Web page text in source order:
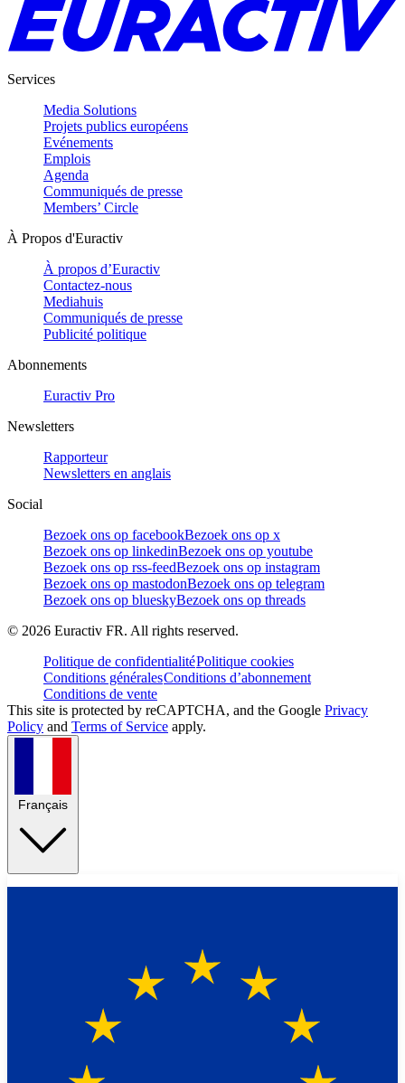
Services
Media Solutions
Projets publics européens
Evénements
Emplois
Agenda
Communiqués de presse
Members’ Circle
À Propos d'Euractiv
À propos d’Euractiv
Contactez-nous
Mediahuis
Communiqués de presse
Publicité politique
Abonnements
Euractiv Pro
Newsletters
Rapporteur
Newsletters en anglais
Social
Bezoek ons op facebookBezoek ons op x
Bezoek ons op linkedinBezoek ons op youtube
Bezoek ons op rss-feedBezoek ons op instagram
Bezoek ons op mastodonBezoek ons op telegram
Bezoek ons op blueskyBezoek ons op threads
© 2026 Euractiv FR. All rights reserved.
Politique de confidentialitéPolitique cookies
Conditions généralesConditions d’abonnement
Conditions de vente
This site is protected by reCAPTCHA, and the Google Privacy
Policy and Terms of Service apply.
Français